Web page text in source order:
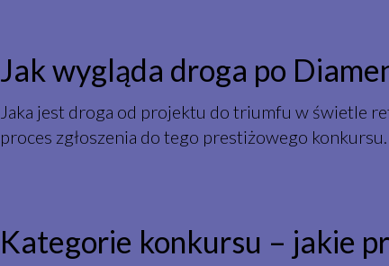
Jak wygląda droga po
Jaka jest droga od projektu do triumfu w świetle
proces zgłoszenia do tego prestiżowego konkursu.
Kategorie konkursu – jakie